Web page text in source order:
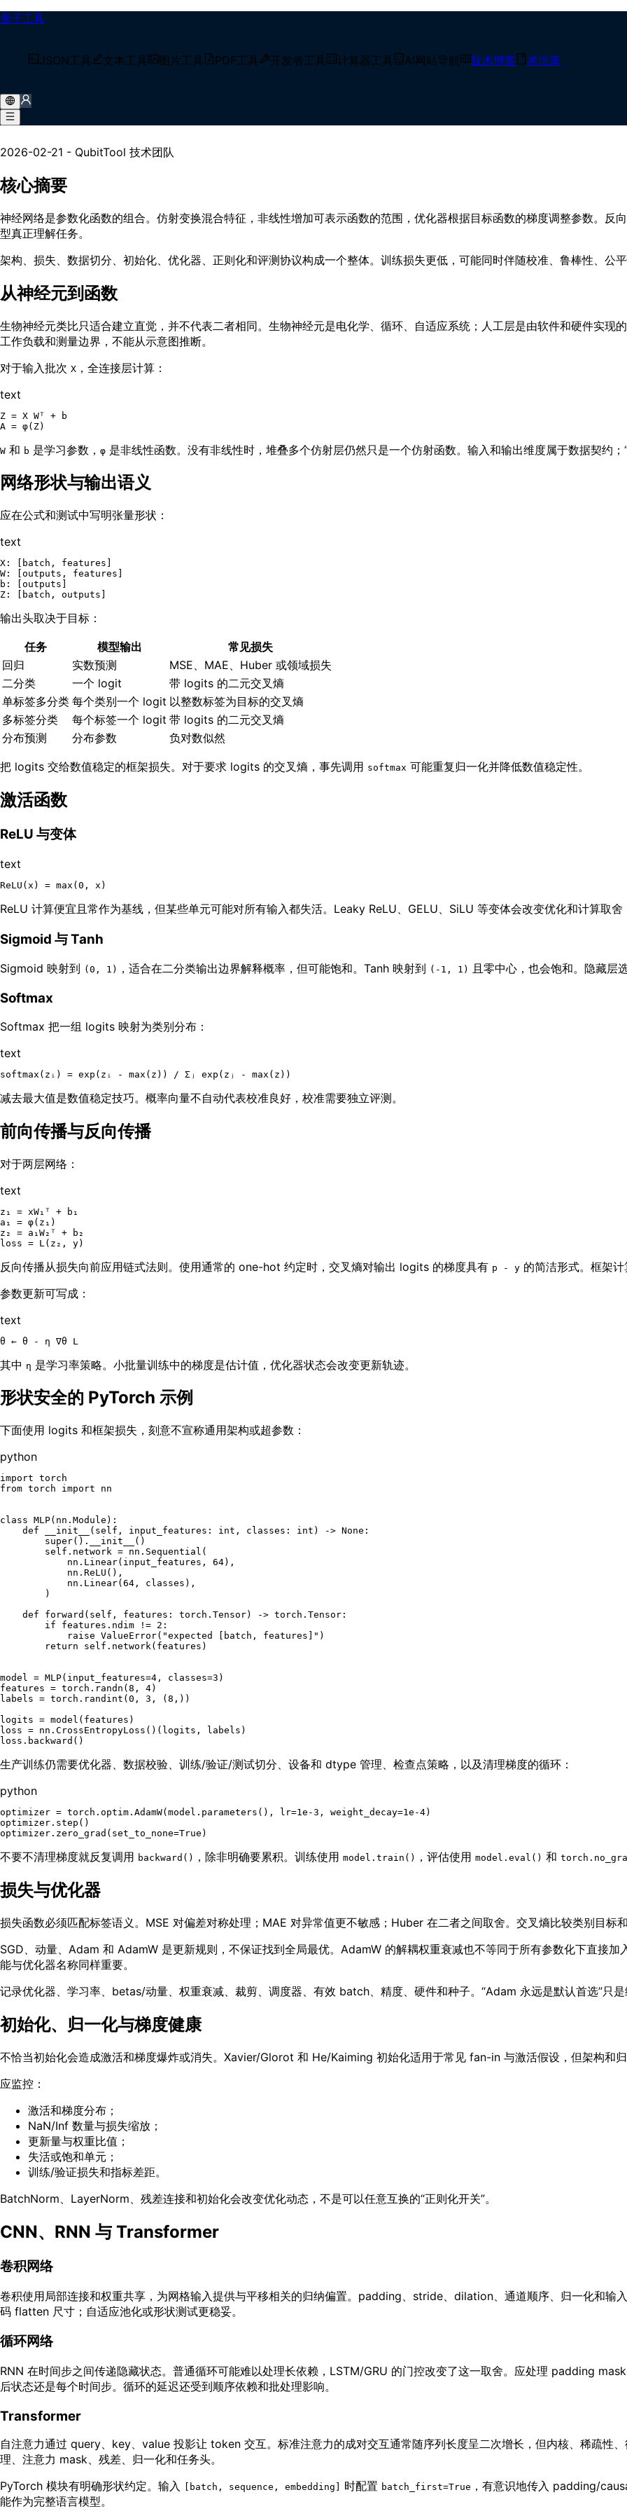
量子工具
JSON工具 文本工具 图片工具 PDF工具 开发者工具 计算器工具 AI网站导航 技术博客 术语库
/
神经网络实战指南【2026】：梯度、架构与泛化
2026-02-21 - QubitTool 技术团队
核心摘要
神经网络是参数化函数的组合。仿射变换混合特征，非线性增加可表示函数的范围，优化器根据目标函数的梯度调整参数。反
型真正理解任务。
架构、损失、数据切分、初始化、优化器、正则化和评测协议构成一个整体。训练损失更低，可能同时伴随校准、鲁棒性、公
从神经元到函数
生物神经元类比只适合建立直觉，并不代表二者相同。生物神经元是电化学、循环、自适应系统；人工层是由软件和硬件实现
工作负载和测量边界，不能从示意图推断。
对于输入批次 X ，全连接层计算：
text
Z = X Wᵀ + b
W 和 b 是学习参数， φ 是非线性函数。没有非线性时，堆叠多个仿射层仍然只是一个仿射函数。输入和输出维度属于数据契约；
网络形状与输出语义
应在公式和测试中写明张量形状：
text
X: [batch, features]
W: [outputs, features]
b: [outputs]
输出头取决于目标：
任务 模型输出
常见损失
回归
实数预测
MSE、MAE、Huber 或领域损失
二分类
一个 logit
带 logits 的二元交叉熵
单标签多分类 每个类别一个 logit 以整数标签为目标的交叉熵
多标签分类
每个标签一个 logit 带 logits 的二元交叉熵
分布预测
分布参数 负对数似然
把 logits 交给数值稳定的框架损失。对于要求 logits 的交叉熵，事先调用 softmax 可能重复归一化并降低数值稳定性。
激活函数
ReLU 与变体
text
ReLU 计算便宜且常作为基线，但某些单元可能对所有输入都失活。Leaky ReLU、GELU、SiLU 等变体会改变优化和计算取舍
Sigmoid 与 Tanh
Sigmoid 映射到 (0, 1) ，适合在二分类输出边界解释概率，但可能饱和。Tanh 映射到 (-1, 1) 且零中心，也会饱和。隐藏层
Softmax
Softmax 把一组 logits 映射为类别分布：
text
减去最大值是数值稳定技巧。概率向量不自动代表校准良好，校准需要独立评测。
前向传播与反向传播
对于两层网络：
text
z₁ = xW₁ᵀ + b₁
a₁ = φ(z₁)
z₂ = a₁W₂ᵀ + b₂
反向传播从损失向前应用链式法则。使用通常的 one-hot 约定时，交叉熵对输出 logits 的梯度具有 p - y 的简洁形式。框架
参数更新可写成：
text
其中 η 是学习率策略。小批量训练中的梯度是估计值，优化器状态会改变更新轨迹。
形状安全的 PyTorch 示例
下面使用 logits 和框架损失，刻意不宣称通用架构或超参数：
python
import
from torch import nn
class MLP(nn.Module):
def
__init__ ( self, input_features: int , classes: int ) -> None :
super().__init__()
self .network = nn.Sequential(
            nn.Linear(input_features,
64),
            nn.ReLU(),
            nn.Linear(
64 , classes),
        )
def
forward ( self, features: torch.Tensor) -> torch.Tensor:
if features.ndim != 2 :
raise ValueError( "expected [batch, features]" )
return
self .network(features)
model = MLP(input_features=4 , classes=3 )
features = torch.randn( 8 , 4)
labels = torch.randint( 0 , 3 , ( 8 ,))
logits = model(features)
loss = nn.CrossEntropyLoss()(logits, labels)
生产训练仍需要优化器、数据校验、训练/验证/测试切分、设备和 dtype 管理、检查点策略，以及清理梯度的循环：
python
optimizer = torch.optim.AdamW(model.parameters(), lr=1e-3 , weight_decay=1e-4)
optimizer.step()
optimizer.zero_grad(set_to_none=True
不要不清理梯度就反复调用 backward() ，除非明确要累积。训练使用 model.train() ，评估使用 model.eval() 和
损失与优化器
损失函数必须匹配标签语义。MSE 对偏差对称处理；MAE 对异常值更不敏感；Huber 在二者之间取舍。交叉熵比较类别目标
SGD、动量、Adam 和 AdamW 是更新规则，不保证找到全局最优。AdamW 的解耦权重衰减也不等同于所有参数化下直接
能与优化器名称同样重要。
记录优化器、学习率、betas/动量、权重衰减、裁剪、调度器、有效 batch、精度、硬件和种子。“Adam 永远是默认首选”只是
初始化、归一化与梯度健康
不恰当初始化会造成激活和梯度爆炸或消失。Xavier/Glorot 和 He/Kaiming 初始化适用于常见 fan-in 与激活假设，但架构和归
应监控：
激活和梯度分布；
NaN/Inf 数量与损失缩放；
更新量与权重比值；
失活或饱和单元；
训练/验证损失和指标差距。
BatchNorm、LayerNorm、残差连接和初始化会改变优化动态，不是可以任意互换的“正则化开关”。
CNN、RNN 与 Transformer
卷积网络
卷积使用局部连接和权重共享，为网格输入提供与平移相关的归纳偏置。padding、stride、dilation、通道顺序、归一化和输
码 flatten 尺寸；自适应池化或形状测试更稳妥。
循环网络
RNN 在时间步之间传递隐藏状态。普通循环可能难以处理长依赖，LSTM/GRU 的门控改变了这一取舍。应处理 padding
后状态还是每个时间步。循环的延迟还受到顺序依赖和批处理影响。
Transformer
自注意力通过 query、key、value 投影让 token 交互。标准注意力的成对交互通常随序列长度呈二次增长，但内核、稀疏性
理、注意力 mask、残差、归一化和任务头。
PyTorch 模块有明确形状约定。输入
[batch, sequence, embedding] 时配置 batch_first=True ，有意识地传入 padding/
能作为完整语言模型。